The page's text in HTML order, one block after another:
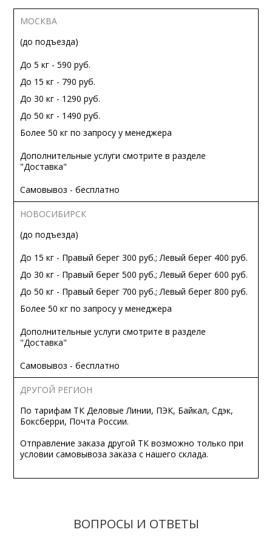
МОСКВА
(до подъезда)
До 5 кг - 590 руб.
До 15 кг - 790 руб.
До 30 кг - 1290 руб.
До 50 кг - 1490 руб.
Более 50 кг по запросу у менеджера
Дополнительные услуги смотрите в разделе
"Доставка"
Самовывоз - бесплатно
НОВОСИБИРСК
(до подъезда)
До 15 кг - Правый берег 300 руб.; Левый берег 400 руб.
До 30 кг - Правый берег 500 руб.; Левый берег 600 руб.
До 50 кг - Правый берег 700 руб.; Левый берег 800 руб.
Более 50 кг по запросу у менеджера
Дополнительные услуги смотрите в разделе
"Доставка"
Самовывоз - бесплатно
ДРУГОЙ РЕГИОН
По тарифам ТК Деловые Линии, ПЭК, Байкал, Сдэк,
Боксберри, Почта России.
Отправление заказа другой ТК возможно только при
условии самовывоза заказа с нашего склада.
ВОПРОСЫ И ОТВЕТЫ